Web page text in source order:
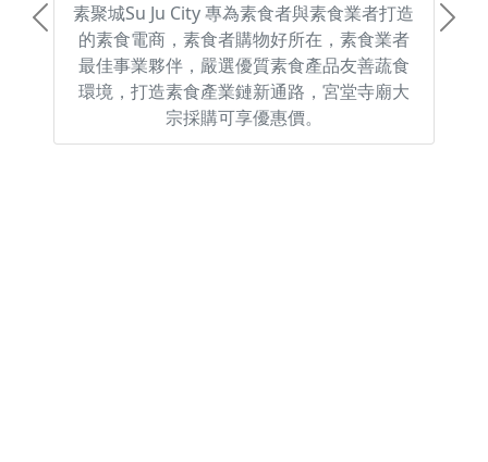
素聚城Su Ju City 專為素食者與素食業者打造
的素食電商，素食者購物好所在，素食業者
最佳事業夥伴，嚴選優質素食產品友善蔬食
環境，打造素食產業鏈新通路，宮堂寺廟大
宗採購可享優惠價。
Previous Next